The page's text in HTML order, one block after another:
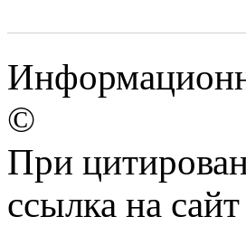
©
При
ссылка на